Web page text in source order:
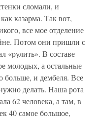
сломали, и
казарма. Так вот,
все мое отделение
Потом они пришли с
«рулить». В составе
молодых, а остальные
больше, и дембеля. Все
делать. Наша рота
62 человека, а там, в
40 самое большое,